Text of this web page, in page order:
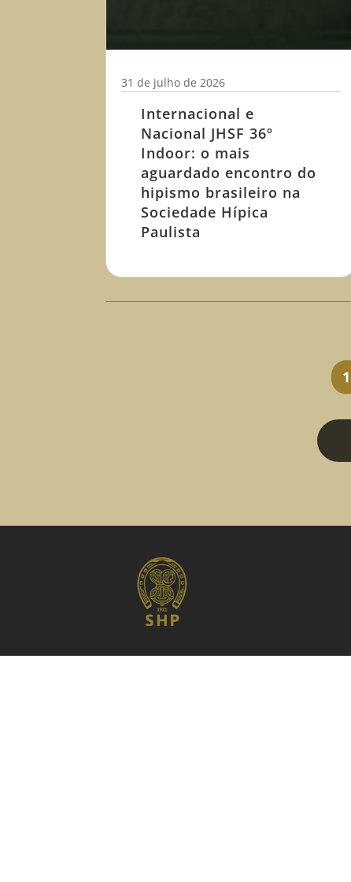
Internacional e
Nacional JHSF 36º
Indoor: o mais
aguardado encontro do
hipismo brasileiro na
Sociedade Hípica
Paulista
31 de julho de 2026
1